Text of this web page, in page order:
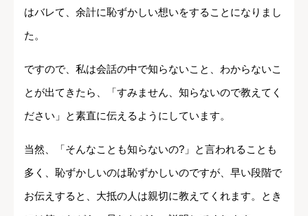
はバレて、余計に恥ずかしい想いをすることになりまし
た。
ですので、私は会話の中で知らないこと、わからないこ
とが出てきたら、「すみません、知らないので教えてく
ださい」と素直に伝えるようにしています。
当然、「そんなことも知らないの?」と言われることも
多く、恥ずかしいのは恥ずかしいのですが、早い段階で
お伝えすると、大抵の人は親切に教えてくれます。とき